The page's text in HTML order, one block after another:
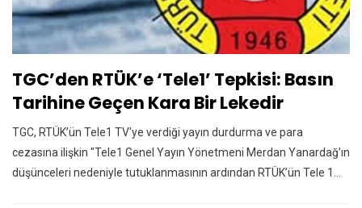
TGC’den RTÜK’e ‘Tele1’ Tepkisi: Basın
Tarihine Geçen Kara Bir Lekedir
TGC, RTÜK’ün Tele1 TV'ye verdiği yayın durdurma ve para
cezasına ilişkin "Tele1 Genel Yayın Yönetmeni Merdan Yanardağ’ın
düşünceleri nedeniyle tutuklanmasının ardından RTÜK’ün Tele 1…